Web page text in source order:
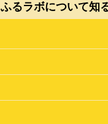
ふるラボについて知